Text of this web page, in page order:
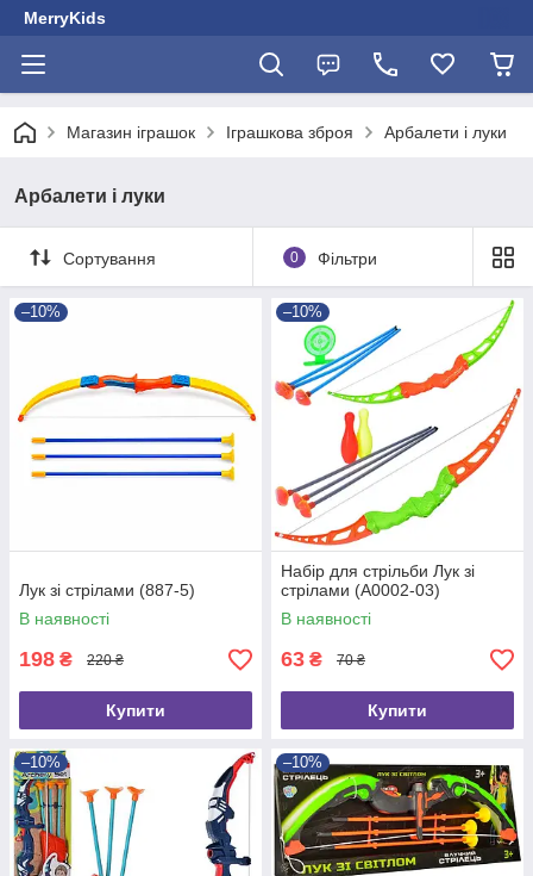
MerryKids
Магазин іграшок Іграшкова зброя Арбалети і луки
Арбалети і луки
Сортування 0 Фільтри
–10%
Лук зі стрілами (887-5)
В наявності
198 ₴ 220 ₴
Купити
–10%
Набір для стрільби Лук зі
стрілами (A0002-03)
В наявності
63 ₴ 70 ₴
Купити
–10% –10%